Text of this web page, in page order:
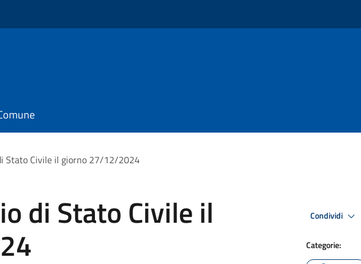
Stato Civile il giorno 27/12/2024
di Stato Civile il Condividi
Categorie: